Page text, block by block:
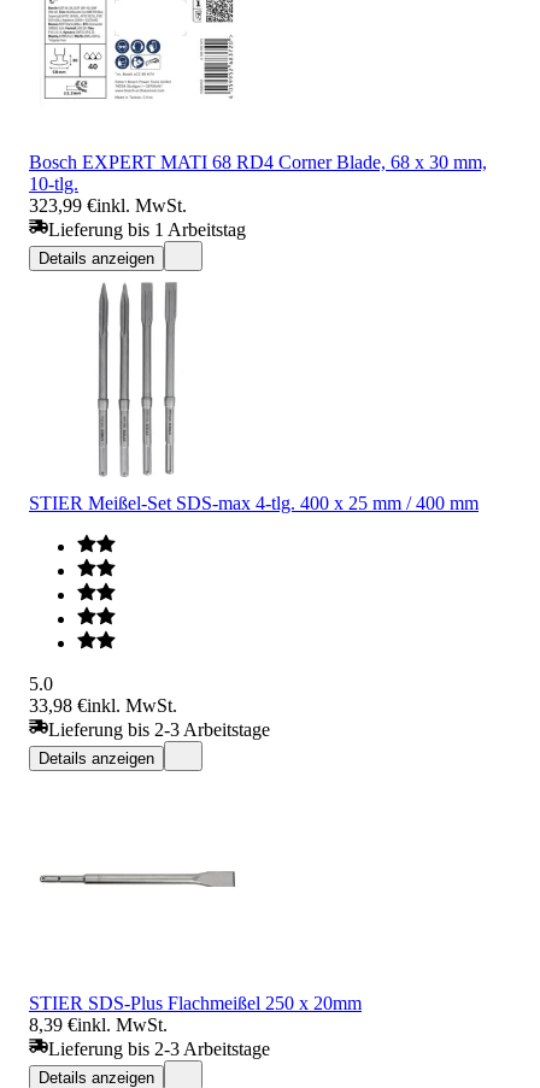
Bosch EXPERT MATI 68 RD4 Corner Blade, 68 x 30 mm,
10-tlg.
323,99 €inkl. MwSt.
Lieferung bis 1 Arbeitstag
Details anzeigen
STIER Meißel-Set SDS-max 4-tlg. 400 x 25 mm / 400 mm
5.0
33,98 €inkl. MwSt.
Lieferung bis 2-3 Arbeitstage
Details anzeigen
STIER SDS-Plus Flachmeißel 250 x 20mm
8,39 €inkl. MwSt.
Lieferung bis 2-3 Arbeitstage
Details anzeigen